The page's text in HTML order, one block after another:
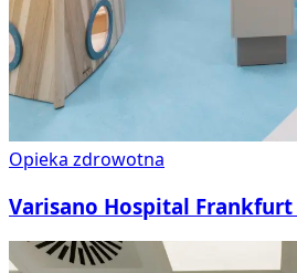
Opieka zdrowotna
Varisano Hospital Frankfurt